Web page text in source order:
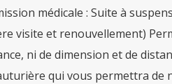
médicale : Suite à
visite et renouvellement)
ni de dimension et de
qui vous permettra de